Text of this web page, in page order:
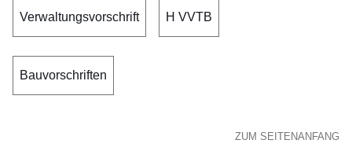
Verwaltungsvorschrift H VVTB
Bauvorschriften
ZUM SEITENANFANG